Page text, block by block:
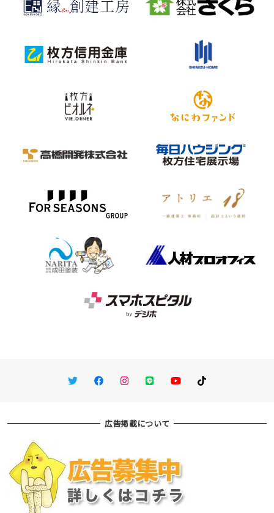
TwitterFacebookInstagram
LINE You TubeTikTok
広告掲載について